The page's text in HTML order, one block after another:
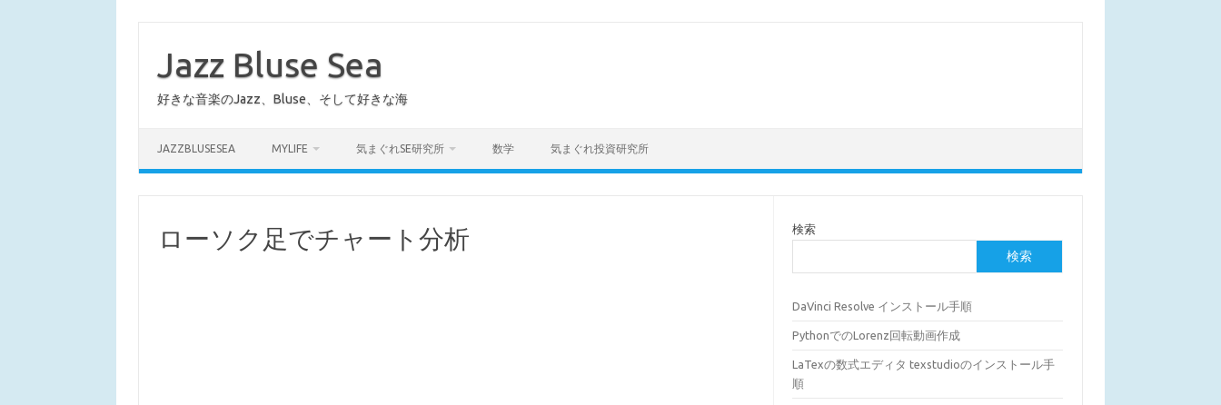
Jazz Bluse Sea
好きな音楽のJazz、Bluse、そして好きな海
JAZZBLUSESEA MYLIFE 気まぐれSE研究所 数学 気まぐれ投資研究所
ローソク足でチャート分析 検索
検索
DaVinci Resolve インストール手順
PythonでのLorenz回転動画作成
LaTexの数式エディタ texstudioのインストール手
順